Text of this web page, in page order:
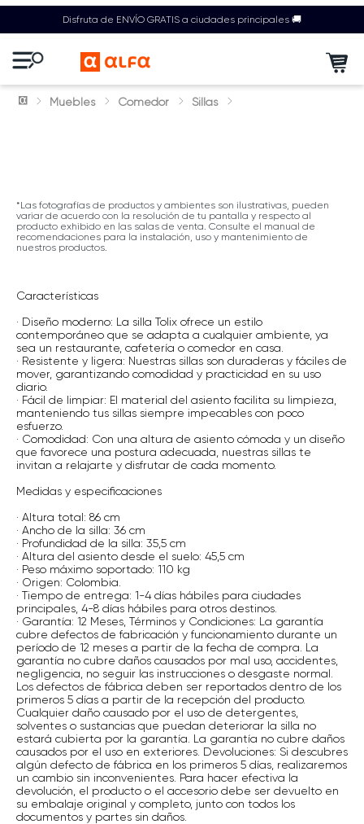
Disfruta de ENVÍO GRATIS a ciudades principales 🚚
Muebles Comedor Sillas
*Las fotografías de productos y ambientes son ilustrativas, pueden
variar de acuerdo con la resolución de tu pantalla y respecto al
producto exhibido en las salas de venta. Consulte el manual de
recomendaciones para la instalación, uso y mantenimiento de
nuestros productos.
Características
· Diseño moderno: La silla Tolix ofrece un estilo
contemporáneo que se adapta a cualquier ambiente, ya
sea un restaurante, cafetería o comedor en casa.
· Resistente y ligera: Nuestras sillas son duraderas y fáciles de
mover, garantizando comodidad y practicidad en su uso
diario.
· Fácil de limpiar: El material del asiento facilita su limpieza,
manteniendo tus sillas siempre impecables con poco
esfuerzo.
· Comodidad: Con una altura de asiento cómoda y un diseño
que favorece una postura adecuada, nuestras sillas te
invitan a relajarte y disfrutar de cada momento.
Medidas y especificaciones
· Altura total: 86 cm
· Ancho de la silla: 36 cm
· Profundidad de la silla: 35,5 cm
· Altura del asiento desde el suelo: 45,5 cm
· Peso máximo soportado: 110 kg
· Origen: Colombia.
· Tiempo de entrega: 1-4 días hábiles para ciudades
principales, 4-8 días hábiles para otros destinos.
· Garantía: 12 Meses, Términos y Condiciones: La garantía
cubre defectos de fabricación y funcionamiento durante un
período de 12 meses a partir de la fecha de compra. La
garantía no cubre daños causados por mal uso, accidentes,
negligencia, no seguir las instrucciones o desgaste normal.
Los defectos de fábrica deben ser reportados dentro de los
primeros 5 días a partir de la recepción del producto.
Cualquier daño causado por el uso de detergentes,
solventes o sustancias que puedan deteriorar la silla no
estará cubierta por la garantía. La garantía no cubre daños
causados por el uso en exteriores. Devoluciones: Si descubres
algún defecto de fábrica en los primeros 5 días, realizaremos
un cambio sin inconvenientes. Para hacer efectiva la
devolución, el producto o el accesorio debe ser devuelto en
su embalaje original y completo, junto con todos los
documentos y partes sin daños.